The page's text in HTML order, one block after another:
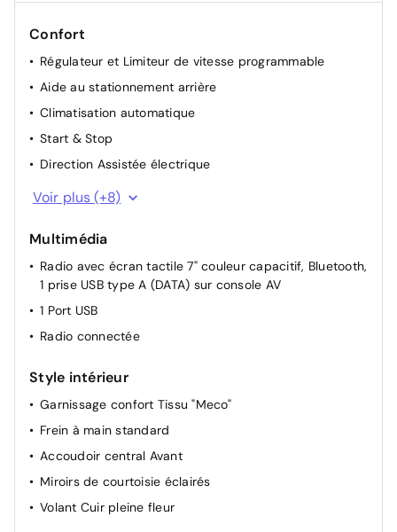
Confort
Régulateur et Limiteur de vitesse programmable
Aide au stationnement arrière
Climatisation automatique
Start & Stop
Direction Assistée électrique
Rétroviseurs extérieurs rabattables manuellement
Réglage des sièges AV manuellement
Siège conducteur mécanique avec réglage lombaire
Siège passager inclinable
Lève-vitres AR électriques
Projecteurs réglables manuellement
Rétroviseur intérieur Jour / Nuit Electrochrome
Voir plus (+8)
Multimédia
Radio avec écran tactile 7" couleur capacitif, Bluetooth,
1 prise USB type A (DATA) sur console AV
1 Port USB
Radio connectée
Style intérieur
Garnissage confort Tissu "Meco"
Frein à main standard
Accoudoir central Avant
Miroirs de courtoisie éclairés
Volant Cuir pleine fleur